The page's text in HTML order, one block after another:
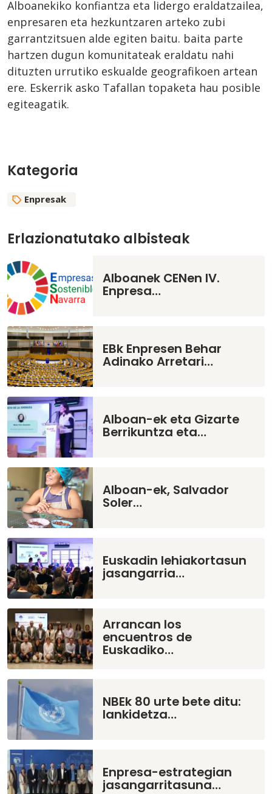
Alboanekiko konfiantza eta lidergo eraldatzailea,
enpresaren eta hezkuntzaren arteko zubi
garrantzitsuen alde egiten baitu. baita parte
hartzen dugun komunitateak eraldatu nahi
dituzten urrutiko eskualde geografikoen artean
ere. Eskerrik asko Tafallan topaketa hau posible
egiteagatik.
Kategoria
Enpresak
Erlazionatutako albisteak
Alboanek CENen IV.
Enpresa…
EBk Enpresen Behar
Adinako Arretari…
Alboan-ek eta Gizarte
Berrikuntza eta…
Alboan-ek, Salvador
Soler…
Euskadin lehiakortasun
jasangarria…
Arrancan los
encuentros de
Euskadiko…
NBEk 80 urte bete ditu:
lankidetza…
Enpresa-estrategian
jasangarritasuna…